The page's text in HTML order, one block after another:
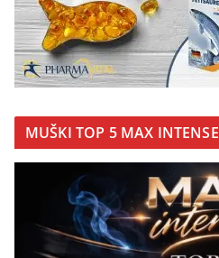
MUŠKI TOP 5 MAX INTENSE